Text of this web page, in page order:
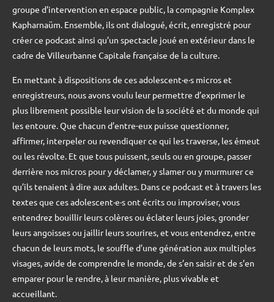
groupe d’intervention en espace public, la compagnie Komplex
Kapharnaüm. Ensemble, ils ont dialogué, écrit, enregistré pour
créer ce podcast ainsi qu’un spectacle joué en extérieur dans le
cadre de Villeurbanne Capitale française de la culture.
En mettant à dispositions de ces adolescent·e·s micros et
enregistreurs, nous avons voulu leur permettre d’exprimer le
plus librement possible leur vision de la société et du monde qui
les entoure. Que chacun d’entre-eux puisse questionner,
affirmer, interpeler ou revendiquer ce qui les traverse, les émeut
ou les révolte. Et que tous puissent, seuls ou en groupe, passer
derrière nos micros pour y déclamer, y slamer ou y murmurer ce
qu’ils tenaient à dire aux adultes. Dans ce podcast et à travers les
textes que ces adolescent·e·s ont écrits ou improviser, vous
entendrez bouillir leurs colères ou éclater leurs joies, gronder
leurs angoisses ou jaillir leurs sourires, et vous entendrez, entre
chacun de leurs mots, le souffle d’une génération aux multiples
visages, avide de comprendre le monde, de s’en saisir et de s’en
emparer pour le rendre, à leur manière, plus vivable et
accueillant.